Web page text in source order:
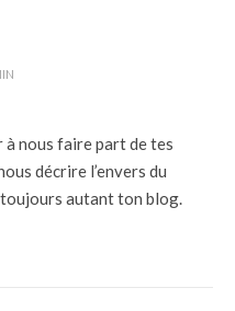
nous faire part de tes
décrire l’envers du
toujours autant ton blog.